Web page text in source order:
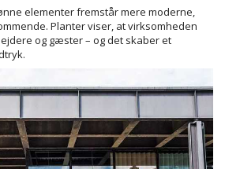
elementer fremstår mere moderne,
Planter viser, at virksomheden
og gæster – og det skaber et